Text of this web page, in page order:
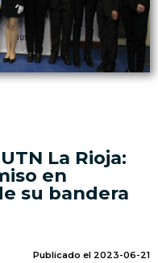
La Rioja:
en
su bandera
Publicado el 2023-06-21